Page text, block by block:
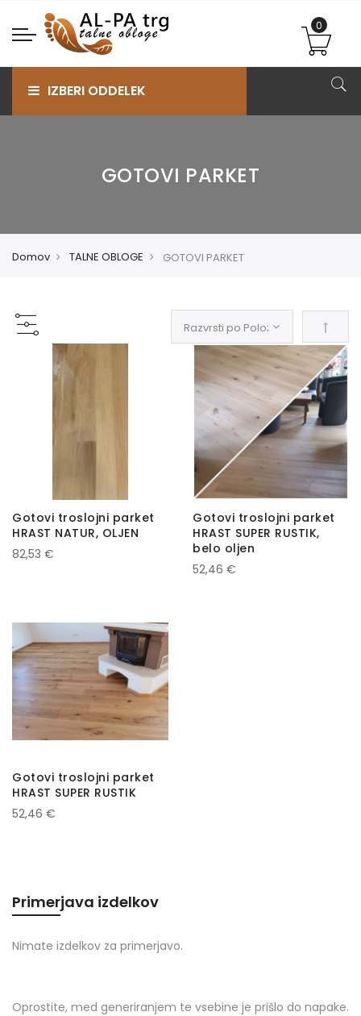
IZBERI ODDELEK
GOTOVI PARKET
Domov TALNE OBLOGE GOTOVI PARKET
Gotovi troslojni parket
HRAST NATUR, OLJEN
82,53 €
Gotovi troslojni parket
HRAST SUPER RUSTIK,
belo oljen
52,46 €
Gotovi troslojni parket
HRAST SUPER RUSTIK
52,46 €
Primerjava izdelkov
Nimate izdelkov za primerjavo.
Oprostite, med generiranjem te vsebine je prišlo do napake.